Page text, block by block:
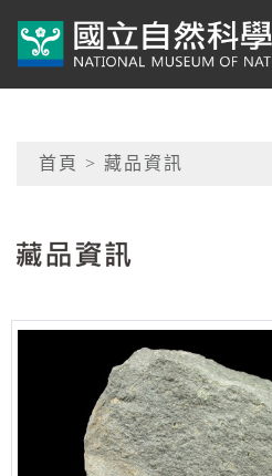
典藏網-國
網頁導覽
首頁 > 藏品資訊